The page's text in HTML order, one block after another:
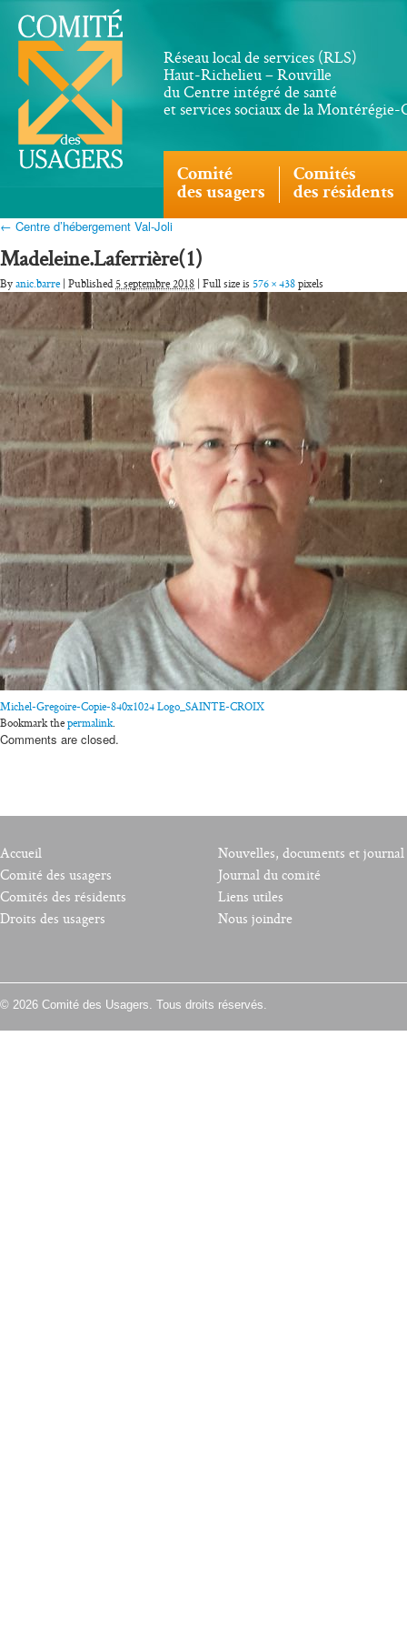
Réseau local de services (RLS)
Haut-Richelieu – Rouville
du Centre intégré de santé
et services sociaux de la
Comité
des usagers
Comités
des résidents
← Centre d’hébergement Val-Joli
Madeleine.Laferrière(1)
By anic.barre| Published5 septembre 2018 | Full size is 576 × 438 pixels
Michel-Gregoire-Copie-840x1024 Logo_SAINTE-CROIX
Bookmark the permalink.
Comments are closed.
Accueil
Comité des usagers
Comités des résidents
Droits des usagers
Nouvelles, documents et journal
Journal du comité
Liens utiles
Nous joindre
© 2026 Comité des Usagers. Tous droits réservés.